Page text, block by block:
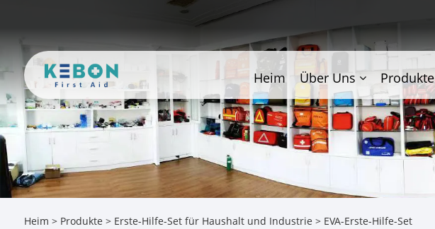
Heim Über Uns Produkte
Heim > Produkte > Erste-Hilfe-Set für Haushalt und Industrie > EVA-Erste-Hilfe-Set